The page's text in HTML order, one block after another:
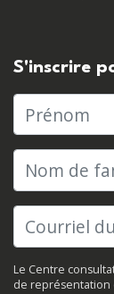
S'inscrire
Prénom
Nom de
Le Centre
de représentation